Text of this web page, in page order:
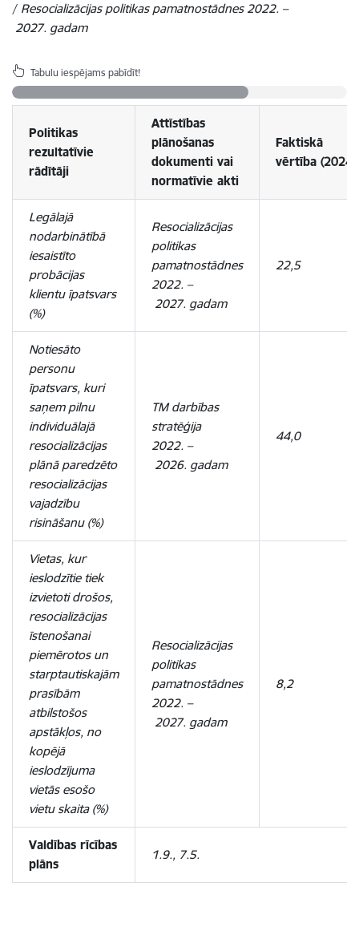
/ Resocializācijas politikas pamatnostādnes 2022. –
2027. gadam
Tabulu iespējams pabīdīt!
Politikas
rezultatīvie
rādītāji
Attīstības
plānošanas
dokumenti vai
normatīvie akti
Faktiskā
vērtība (2024)
Legālajā
nodarbinātībā
iesaistīto
probācijas
klientu īpatsvars
(%)
Resocializācijas
politikas
pamatnostādnes
2022. –
2027. gadam
22,5
Notiesāto
personu
īpatsvars, kuri
saņem pilnu
individuālajā
resocializācijas
plānā paredzēto
resocializācijas
vajadzību
risināšanu (%)
TM darbības
stratēģija
2022. –
2026. gadam
44,0
Vietas, kur
ieslodzītie tiek
izvietoti drošos,
resocializācijas
īstenošanai
piemērotos un
starptautiskajām
prasībām
atbilstošos
apstākļos, no
kopējā
ieslodzījuma
vietās esošo
vietu skaita (%)
Resocializācijas
politikas
pamatnostādnes
2022. –
2027. gadam
8,2
Valdības rīcības
plāns
1.9., 7.5.